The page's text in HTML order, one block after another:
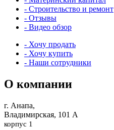
- Строительство и ремонт
- Отзывы
- Видео обзор
- Хочу продать
- Хочу купить
- Наши сотрудники
О компании
г. Анапа,
Владимирская, 101 А
корпус 1